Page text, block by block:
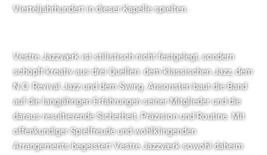
Vierteljahrhundert in dieser Kapelle spielten.
Vestre Jazzværk ist stilistisch nicht festgelegt, sondern
schöpft kreativ aus drei Quellen: dem klassischen Jazz, dem
N.O. Revival Jazz und dem Swing. Ansonsten baut die Band
auf die langjährigen Erfahrungen seiner Mitglieder und die
daraus resultierende Sicherheit, Präzision und Routine. Mit
offenkundiger Spielfreude und wohlklingenden
Arrangements begeistert Vestre Jazzværk sowohl daheim